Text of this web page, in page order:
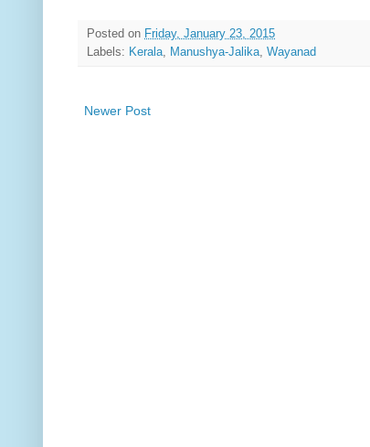
Posted on Friday, January 23, 2015
Labels: Kerala Manushya-Jalika Wayanad
Newer Post